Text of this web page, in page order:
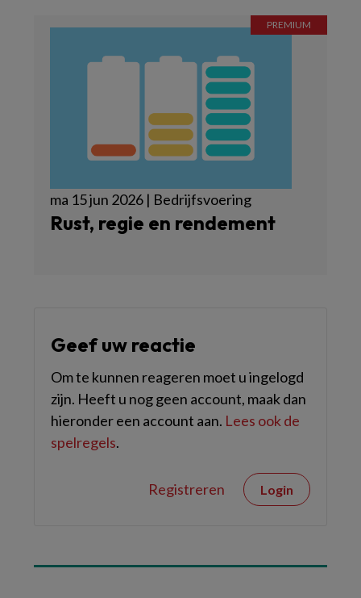
ma 15 jun 2026 | Bedrijfsvoering
Rust, regie en rendement
Geef uw reactie
Om te kunnen reageren moet u ingelogd
zijn. Heeft u nog geen account, maak dan
hieronder een account aan. Lees ook de
spelregels.
Registreren Login